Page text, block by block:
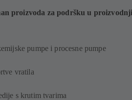
proizvoda za podršku u
pumpe i procesne pumpe
vratila
s krutim tvarima